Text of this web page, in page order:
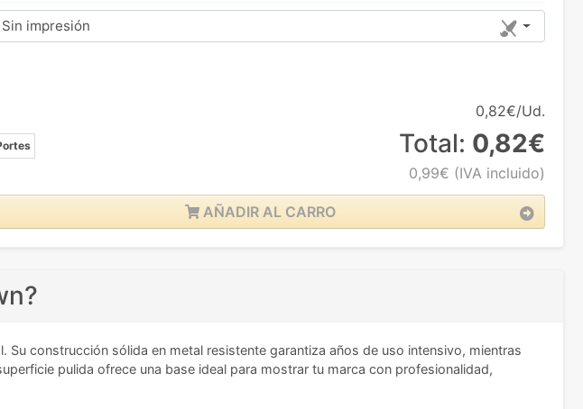
Sin impresión
0,82€/Ud.
Total: 0,82€
0,99€ (IVA incluido)
AÑADIR AL CARRO
construcción sólida en metal resistente garantiza años de uso intensivo, mientras
pulida ofrece una base ideal para mostrar tu marca con profesionalidad,